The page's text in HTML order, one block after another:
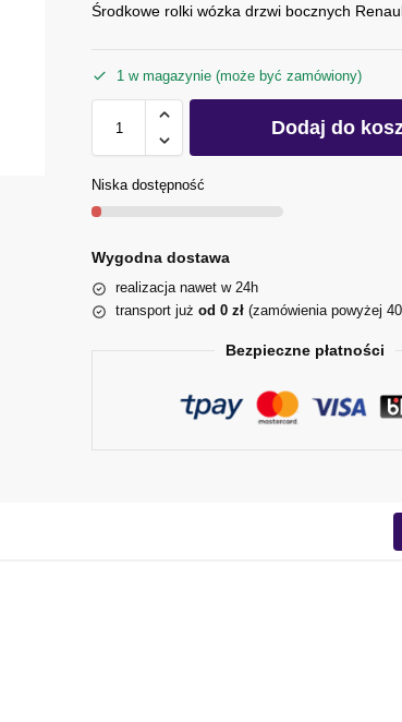
Środkowe rolki wózka drzwi bocznych
1 w magazynie (może być zamówiony)
Dodaj do
Niska dostępność
Wygodna dostawa
realizacja nawet w 24h
transport jużod 0 zł (zamówienia powyżej
Bezpieczne płatności